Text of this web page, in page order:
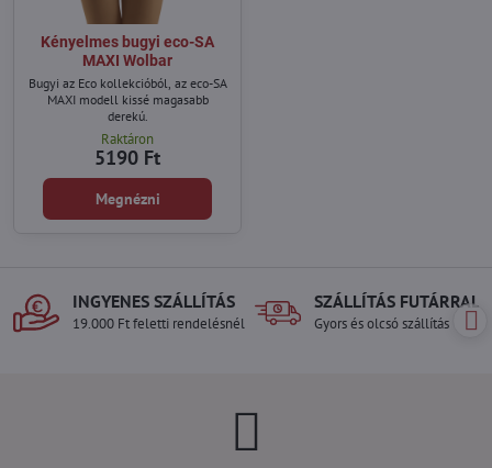
Kényelmes bugyi eco-SA
MAXI Wolbar
Bugyi az Eco kollekcióból, az eco-SA
MAXI modell kissé magasabb
derekú.
Raktáron
5190 Ft
Megnézni
INGYENES SZÁLLÍTÁS
19.000 Ft feletti rendelésnél
SZÁLLÍTÁS FUTÁRRAL
Gyors és olcsó szállítás